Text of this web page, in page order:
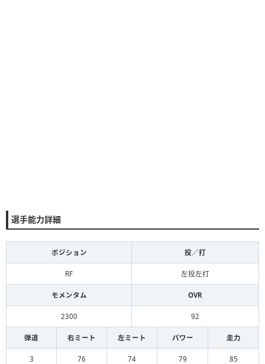
選手能力詳細
ポジション 投／打
RF 左投左打
モメンタム OVR
2300 92
弾道 右ミート 左ミート パワー 走力
3 76 74 79 85